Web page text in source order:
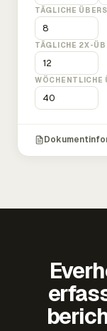
TÄGLICHE
TÄGLICHE 2X-
WÖCHENTLICHE